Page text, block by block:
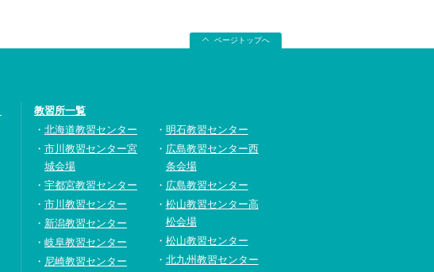
ページトップへ
教習所一覧
北海道教習センター
市川教習センター宮
城会場
宇都宮教習センター
市川教習センター
新潟教習センター
岐阜教習センター
尼崎教習センター
明石教習センター
広島教習センター西
条会場
広島教習センター
松山教習センター高
松会場
松山教習センター
北九州教習センター